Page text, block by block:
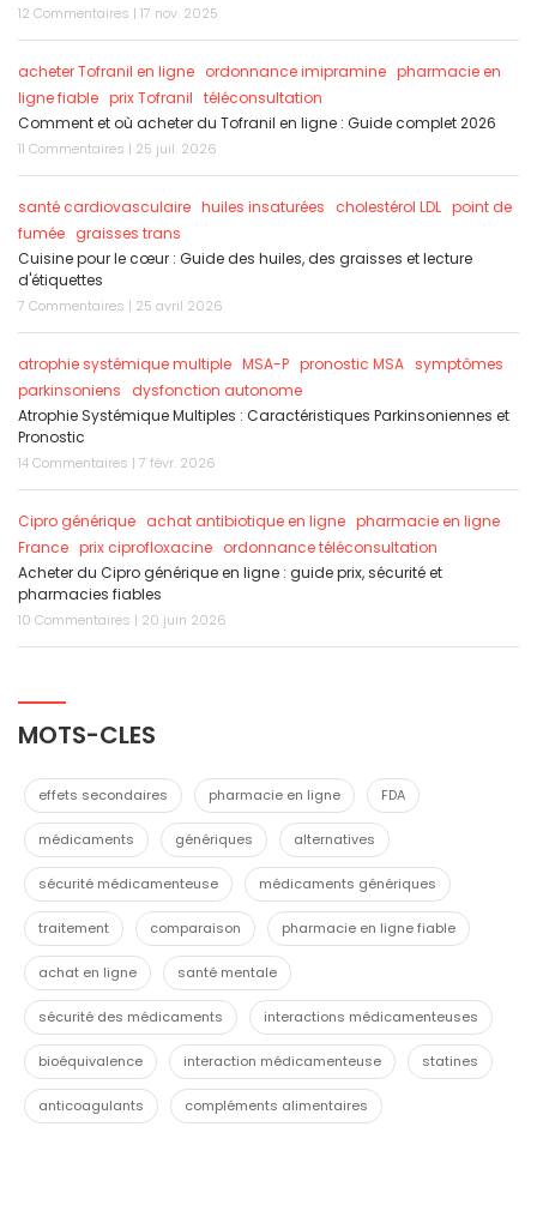
12 Commentaires | 17 nov. 2025
acheter Tofranil en ligne ordonnance imipramine pharmacie en
ligne fiable prix Tofranil téléconsultation
Comment et où acheter du Tofranil en ligne : Guide complet 2026
11 Commentaires | 25 juil. 2026
santé cardiovasculaire huiles insaturées cholestérol LDL point de
fumée graisses trans
Cuisine pour le cœur : Guide des huiles, des graisses et lecture
d'étiquettes
7 Commentaires | 25 avril 2026
atrophie systémique multiple MSA-P pronostic MSA symptômes
parkinsoniens
dysfonction autonome
Atrophie Systémique Multiples : Caractéristiques Parkinsoniennes et
Pronostic
14 Commentaires | 7 févr. 2026
Cipro générique achat antibiotique en ligne pharmacie en ligne
France prix ciprofloxacine ordonnance téléconsultation
Acheter du Cipro générique en ligne : guide prix, sécurité et
pharmacies fiables
10 Commentaires | 20 juin 2026
MOTS-CLES
effets secondaires pharmacie en ligne FDA
médicaments génériques alternatives
sécurité médicamenteuse médicaments génériques
traitement comparaison pharmacie en ligne fiable
achat en ligne santé mentale
sécurité des médicaments interactions médicamenteuses
bioéquivalence interaction médicamenteuse statines
anticoagulants compléments alimentaires